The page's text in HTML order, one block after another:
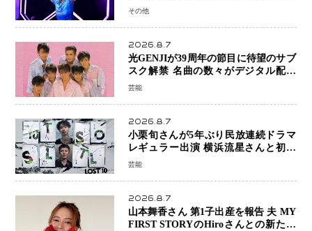
ト8進出
その他
2026.8.7
光GENJIが39周年の節目に待望のサブ
スク解禁 名曲の数々がデジタル配信
へ 40周年へ向け1年間で全作品を順次
芸能
2026.8.7
小栗旬さんが5年ぶり民放連続ドラマ
レギュラー出演 横浜流星さんと初共
演『LOST10』で異色バディ結成
芸能
2026.8.7
山本舞香さん 第1子出産を報告 夫 MY
FIRST STORYのHiroさんとの新たな